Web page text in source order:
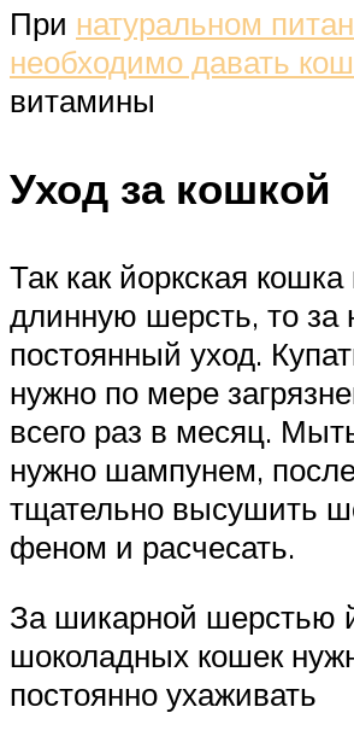
При натуральном
необходимо давать
витамины
Уход за кошкой
Так как йоркская
длинную шерсть, то за
постоянный уход.
нужно по мере
всего раз в месяц.
нужно шампунем,
тщательно высушить
феном и расчесать.
За шикарной шерстью
шоколадных кошек
постоянно ухаживать